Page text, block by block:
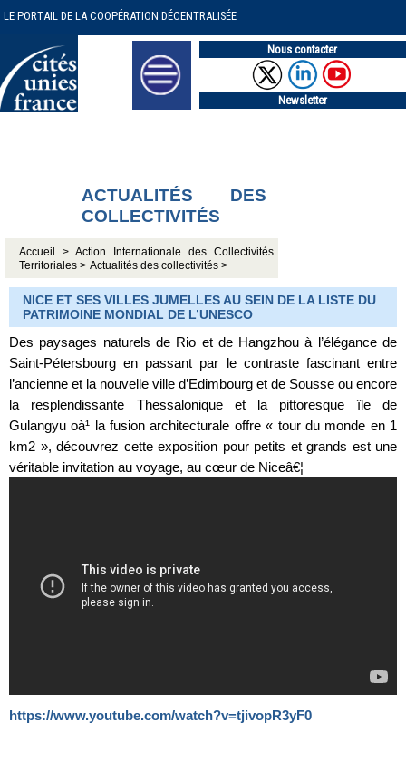
LE PORTAIL DE LA COOPÉRATION DÉCENTRALISÉE
Nous contacter
Newsletter
ACTUALITÉS DES
COLLECTIVITÉS
Accueil >Action Internationale des Collectivités
Territoriales > Actualités des collectivités >
NICE ET SES VILLES JUMELLES AU SEIN DE LA LISTE DU
PATRIMOINE MONDIAL DE L’UNESCO
Des paysages naturels de Rio et de Hangzhou à l’élégance de
Saint-Pétersbourg en passant par le contraste fascinant entre
l’ancienne et la nouvelle ville d’Edimbourg et de Sousse ou encore
la resplendissante Thessalonique et la pittoresque île de
Gulangyu oà¹ la fusion architecturale offre « tour du monde en 1
km2 », découvrez cette exposition pour petits et grands est une
véritable invitation au voyage, au cœur de Niceâ€¦
https://www.youtube.com/watch?v=tjivopR3yF0